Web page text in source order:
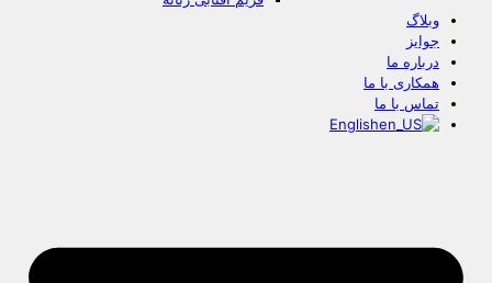
وبلاگ
جوایز
درباره ما
همکاری با ما
تماس با ما
English